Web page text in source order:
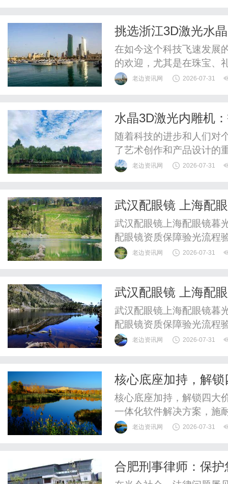
惠，兼顾高专业度与高性
挑选浙江3D激光水
在如今这个科技飞速发展
的欢迎，尤其是在珠宝、
艺术表现力，引领了个性
家，希望能为您提供实用
老边资讯网 2026-07-31
水晶3D激光内雕机
品
随着科技的进步和人们对
了艺术创作和产品设计的
雕机凭借其精细的加工工
以在水晶内部创造出立体
老边资讯网 2026-07-31
武汉配眼镜 上海配
武汉配眼镜上海配眼镜暮
配眼镜资质保障验光流程
惠，兼顾高专业度与高性
老边资讯网 2026-07-31
武汉配眼镜 上海配
武汉配眼镜上海配眼镜暮
配眼镜资质保障验光流程
惠，兼顾高专业度与高性
老边资讯网 2026-07-31
核心底座加持，解锁
核心底座加持，解锁四大
一体化软件解决方案，施
注场景、更开放兼容的解
座，通过搭载丰富的高级
老边资讯网 2026-07-31
合肥刑事律师：保